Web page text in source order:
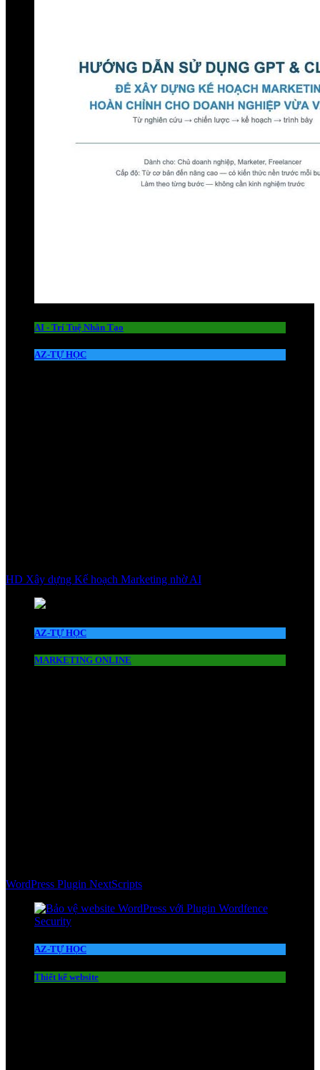
AI - Trí Tuệ Nhân Tạo
AZ-TỰ HỌC
HD Xây dựng Kế hoạch Marketing nhờ AI
AZ-TỰ HỌC
MARKETING ONLINE
WordPress Plugin NextScripts
AZ-TỰ HỌC
Thiết kế website